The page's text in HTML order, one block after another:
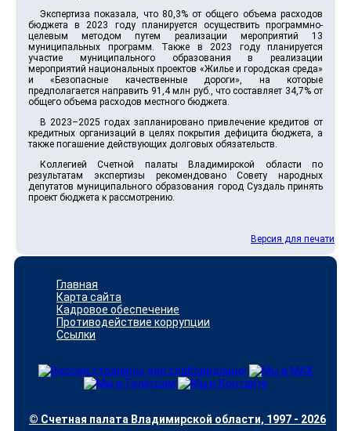
Экспертиза показала, что 80,3% от общего объема расходов
бюджета в 2023 году планируется осуществить программно-
целевым методом путем реализации мероприятий 13
муниципальных программ. Также в 2023 году планируется
участие муниципального образования в реализации
мероприятий национальных проектов «Жилье и городская среда»
и «Безопасные качественные дороги», на которые
предполагается направить 91,4 млн руб., что составляет 34,7% от
общего объема расходов местного бюджета.
В 2023–2025 годах запланировано привлечение кредитов от
кредитных организаций в целях покрытия дефицита бюджета, а
также погашение действующих долговых обязательств.
Коллегией Счетной палаты Владимирской области по
результатам экспертизы рекомендовано Совету народных
депутатов муниципального образования город Суздаль принять
проект бюджета к рассмотрению.
Версия для печати
Главная
Карта сайта
Кадровое обеспечение
Противодействие коррупции
Ссылки
© Счетная палата Владимирской области, 1997 - 2026